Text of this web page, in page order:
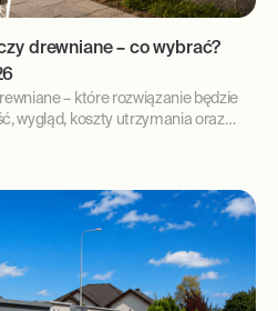
drewniane – co wybrać?
– które rozwiązanie będzie
wygląd, koszty utrzymania oraz
Sprawdź, jakie ogrodzenie